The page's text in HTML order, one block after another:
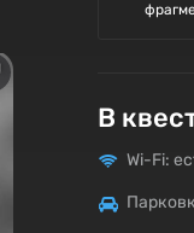
В
Wi-Fi: